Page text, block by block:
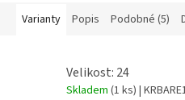
Varianty Popis Podobné (5)
Velikost: 24
Skladem (1 ks) |